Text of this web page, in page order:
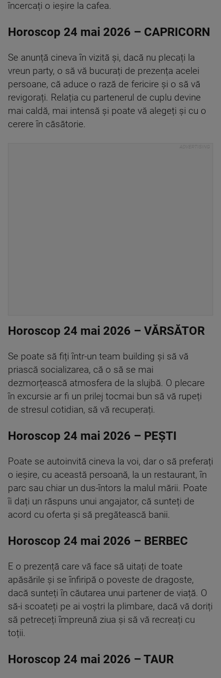
încercați o ieșire la cafea.
Horoscop 24 mai 2026 – CAPRICORN
Se anunță cineva în vizită și, dacă nu plecați la
vreun party, o să vă bucurați de prezența acelei
persoane, că aduce o rază de fericire și o să vă
revigorați. Relația cu partenerul de cuplu devine
mai caldă, mai intensă și poate vă alegeți și cu o
cerere în căsătorie.
Horoscop 24 mai 2026 – VĂRSĂTOR
Se poate să fiți într-un team building și să vă
priască socializarea, că o să se mai
dezmorțească atmosfera de la slujbă. O plecare
în excursie ar fi un prilej tocmai bun să vă rupeți
de stresul cotidian, să vă recuperați.
Horoscop 24 mai 2026 – PEȘTI
Poate se autoinvită cineva la voi, dar o să preferați
o ieșire, cu această persoană, la un restaurant, în
parc sau chiar un dus-întors la malul mării. Poate
îi dați un răspuns unui angajator, că sunteți de
acord cu oferta și să pregătească banii.
Horoscop 24 mai 2026 – BERBEC
E o prezență care vă face să uitați de toate
apăsările și se înfiripă o poveste de dragoste,
dacă sunteți în căutarea unui partener de viață. O
să-i scoateți pe ai voștri la plimbare, dacă vă doriți
să petreceți împreună ziua și să vă recreați cu
toții.
Horoscop 24 mai 2026 – TAUR